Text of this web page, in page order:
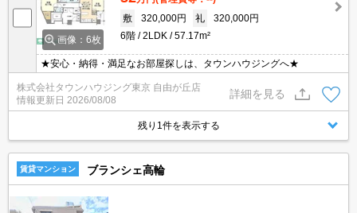
画像：6枚
敷
320,000円 礼
320,000円
6階
2LDK 57.17m²
★安心・納得・満足なお部屋探しは、タウンハウジングへ★
株式会社タウンハウジング東京 自由が丘店
情報更新日 2026/08/08
詳細を見る
残り1件を表示する
賃貸マンション ブランシェ高輪